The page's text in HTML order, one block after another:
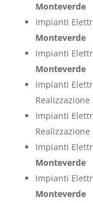
Monteverde
Impianti
Monteverde
Impianti
Monteverde
Impianti
Realizzazione
Impianti
Realizzazione
Impianti
Monteverde
Impianti
Monteverde